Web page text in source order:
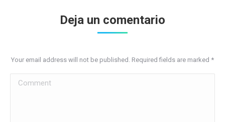
Deja un comentario
Your email address will not be published. Required fields are marked *
Comment